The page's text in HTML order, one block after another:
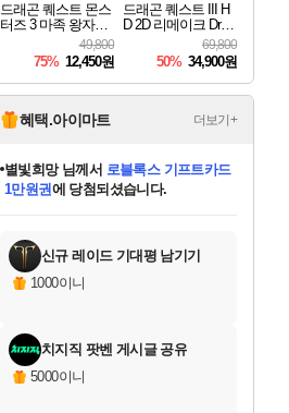
드래곤 퀘스트 몬스
터즈 3 마족 왕자와
엘프의 여행 Dragon
Quest Monsters The
Dark Prince
49,800
75% 12,450원
드래곤 퀘스트 III H
D 2D 리메이크 Drag
on Quest III HD 2D R
emake
69,800
50% 34,900원
혜택.아이마트 더보기+
교환.
당첨되셨습니다.
당첨되셨습니다.
당첨되셨습니다.
별빛희망님께서 로블록스 기프트카드
1만원권에 당첨되셨습니다.
당첨되셨습니다.
당첨되셨습니다.
당첨되셨습니다.
당첨되셨습니다.
에디션 (스팀코드)를 교환.
당첨되셨습니다.
신규 레이드 기대평 남기기
1000이니
치지직 팟벤 게시글 공유
5000이니